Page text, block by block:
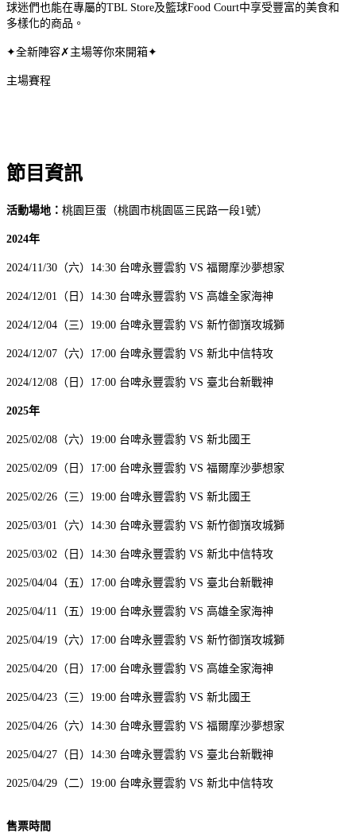
球迷們也能在專屬的TBL Store及籃球Food Court中享受豐富的美食和
多樣化的商品。
✦全新陣容✗主場等你來開箱✦
主場賽程
節目資訊
活動場地： 桃園巨蛋（桃園市桃園區三民路一段1號）
2024年
2024/11/30（六）14:30 台啤永豐雲豹 VS 福爾摩沙夢想家
2024/12/01（日）14:30 台啤永豐雲豹 VS 高雄全家海神
2024/12/04（三）19:00 台啤永豐雲豹 VS 新竹御嵿攻城獅
2024/12/07（六）17:00 台啤永豐雲豹 VS 新北中信特攻
2024/12/08（日）17:00 台啤永豐雲豹 VS 臺北台新戰神
2025年
2025/02/08（六）19:00 台啤永豐雲豹 VS 新北國王
2025/02/09（日）17:00 台啤永豐雲豹 VS 福爾摩沙夢想家
2025/02/26（三）19:00 台啤永豐雲豹 VS 新北國王
2025/03/01（六）14:30 台啤永豐雲豹 VS 新竹御嵿攻城獅
2025/03/02（日）14:30 台啤永豐雲豹 VS 新北中信特攻
2025/04/04（五）17:00 台啤永豐雲豹 VS 臺北台新戰神
2025/04/11（五）19:00 台啤永豐雲豹 VS 高雄全家海神
2025/04/19（六）17:00 台啤永豐雲豹 VS 新竹御嵿攻城獅
2025/04/20（日）17:00 台啤永豐雲豹 VS 高雄全家海神
2025/04/23（三）19:00 台啤永豐雲豹 VS 新北國王
2025/04/26（六）14:30 台啤永豐雲豹 VS 福爾摩沙夢想家
2025/04/27（日）14:30 台啤永豐雲豹 VS 臺北台新戰神
2025/04/29（二）19:00 台啤永豐雲豹 VS 新北中信特攻
售票時間